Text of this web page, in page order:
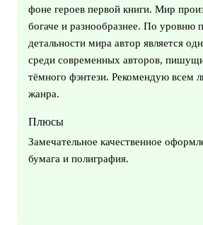
фоне героев первой книги. Мир
богаче и разнообразнее. По уровню
детальности мира автор является
среди современных авторов,
тёмного фэнтези. Рекомендую всем
жанра.
Плюсы
Замечательное качественное
бумага и полиграфия.